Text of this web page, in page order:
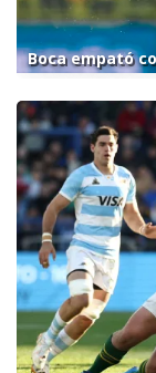
Boca empató